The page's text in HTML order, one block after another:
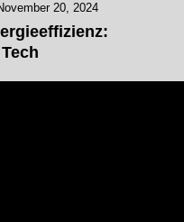
20, 2024